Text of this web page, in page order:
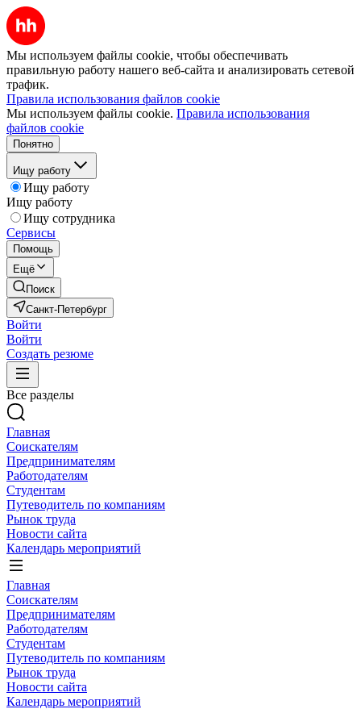
Мы используем файлы cookie, чтобы обеспечивать
правильную работу нашего веб-сайта и анализировать сетевой
трафик.
Правила использования файлов cookie
Мы используем файлы cookie. Правила использования
файлов cookie
Понятно
Ищу работу
Ищу работу
Ищу работу
Ищу сотрудника
Сервисы
Помощь
Ещё
Поиск
Санкт-Петербург
Войти
Войти
Создать резюме
Все разделы
Главная
Соискателям
Предпринимателям
Работодателям
Студентам
Путеводитель по компаниям
Рынок труда
Новости сайта
Календарь мероприятий
Главная
Соискателям
Предпринимателям
Работодателям
Студентам
Путеводитель по компаниям
Рынок труда
Новости сайта
Календарь мероприятий